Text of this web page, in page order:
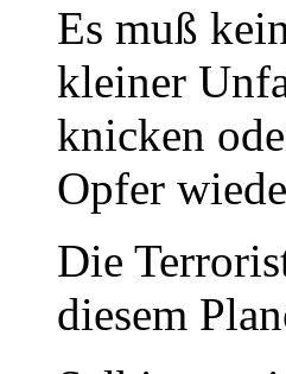
Es muß
kleiner
knicken
Opfer
Die
diesem